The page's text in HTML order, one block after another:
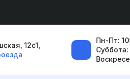
12с1,
Пн-Пт: